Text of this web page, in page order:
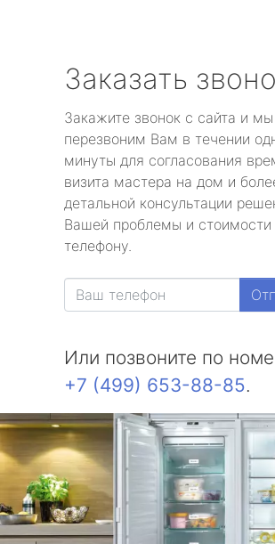
Заказать
Закажите звонок с сайта и мы
перезвоним Вам в течении
минуты для согласования
визита мастера на дом и
детальной консультации
Вашей проблемы и стоимости
телефону.
Или позвоните по
+7 (499) 653-88-85.